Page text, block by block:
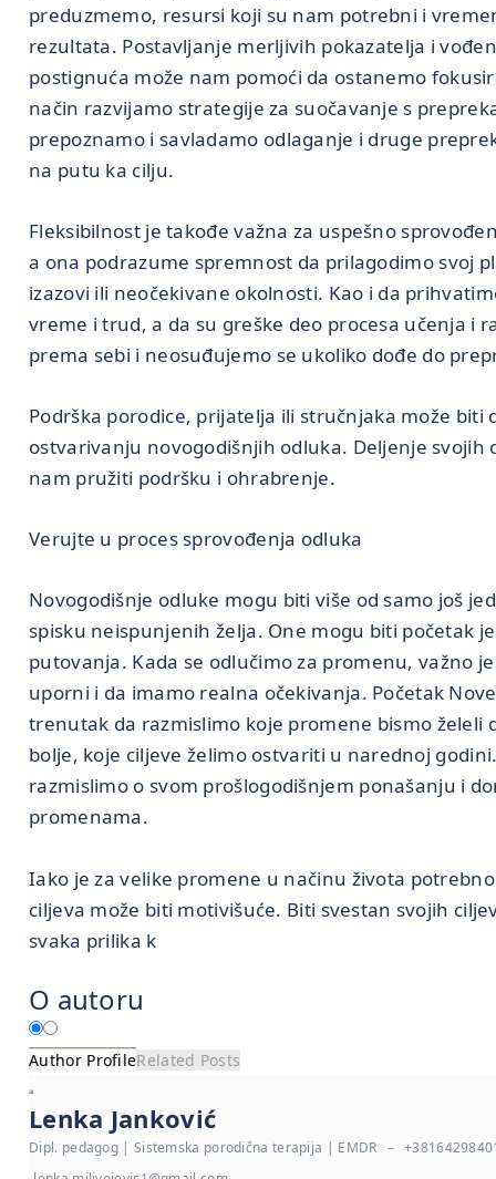
preduzmemo, resursi koji su nam potrebni i
rezultata. Postavljanje merljivih pokazatelja i
postignuća može nam pomoći da ostanemo
način razvijamo strategije za suočavanje s
prepoznamo i savladamo odlaganje i druge
na putu ka cilju.
Fleksibilnost je takođe važna za uspešno
a ona podrazume spremnost da prilagodimo svoj
izazovi ili neočekivane okolnosti. Kao i da
vreme i trud, a da su greške deo procesa učenja i
prema sebi i neosuđujemo se ukoliko dođe do
Podrška porodice, prijatelja ili stručnjaka može biti
ostvarivanju novogodišnjih odluka. Deljenje svojih
nam pružiti podršku i ohrabrenje.
Verujte u proces sprovođenja odluka
Novogodišnje odluke mogu biti više od samo još
spisku neispunjenih želja. One mogu biti početak
putovanja. Kada se odlučimo za promenu, važno
uporni i da imamo realna očekivanja. Početak
trenutak da razmislimo koje promene bismo želeli
bolje, koje ciljeve želimo ostvariti u narednoj
razmislimo o svom prošlogodišnjem ponašanju i
promenama.
Iako je za velike promene u načinu života
ciljeva može biti motivišuće. Biti svestan svojih
svaka prilika k
O autoru
Author ProfileRelated Posts
Lenka Janković
Dipl. pedagog | Sistemska porodična terapija | EMDR –